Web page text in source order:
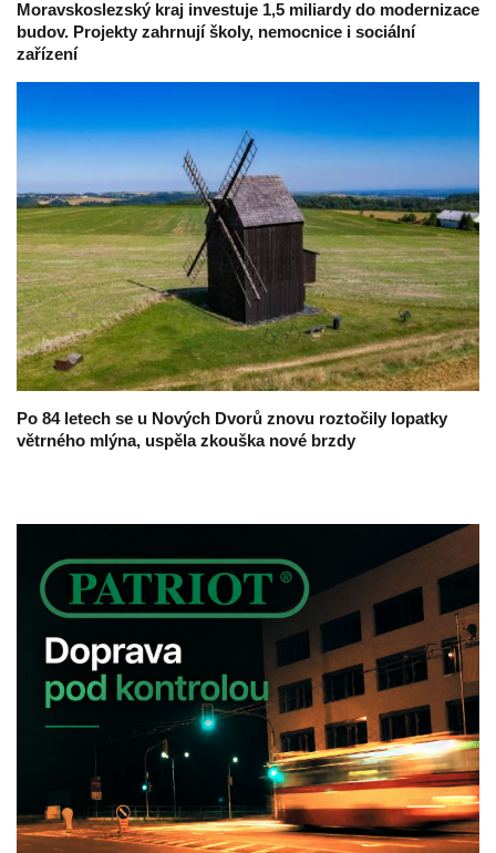
Moravskoslezský kraj investuje 1,5 miliardy do modernizace
budov. Projekty zahrnují školy, nemocnice i sociální
zařízení
Po 84 letech se u Nových Dvorů znovu roztočily lopatky
větrného mlýna, uspěla zkouška nové brzdy